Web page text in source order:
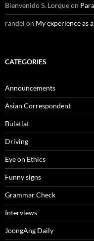
Bienvenido S. Lorqueon
randel on My experience as
CATEGORIES
Announcements
Asian Correspondent
Bulatlat
Driving
Eye on Ethics
Funny signs
Grammar Check
Interviews
JoongAng Daily